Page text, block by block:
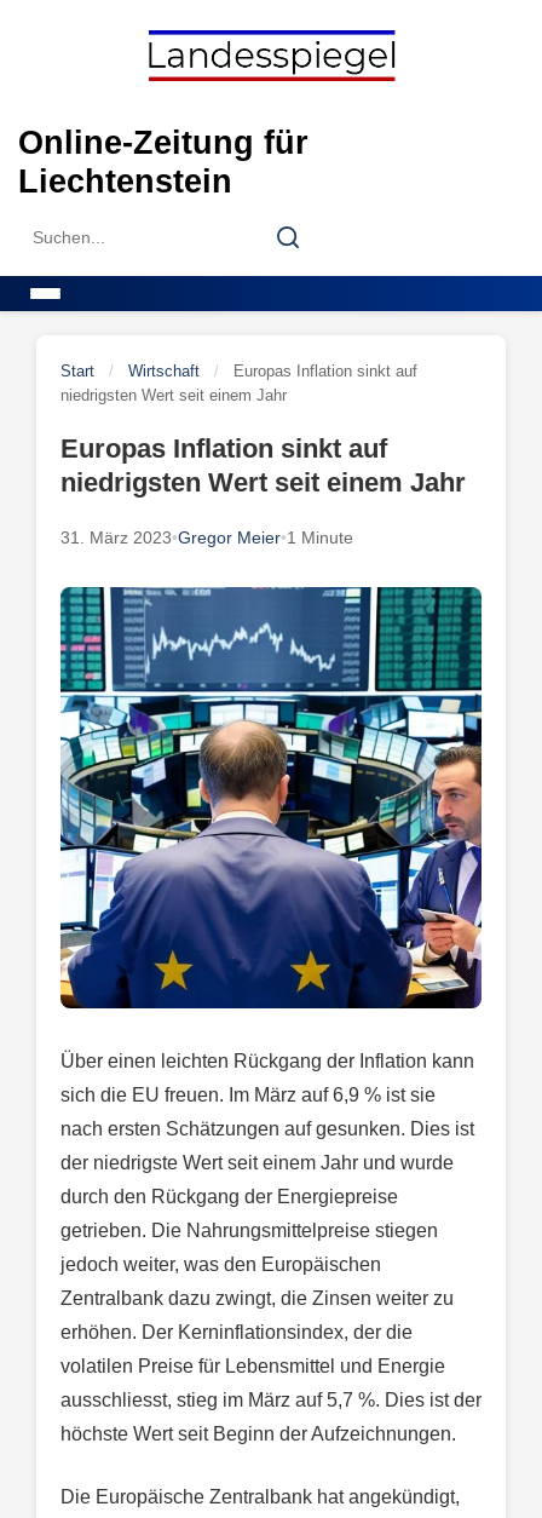
Online-Zeitung für
Liechtenstein
Search
Search
Start / Wirtschaft /
Europas Inflation sinkt auf
niedrigsten Wert seit einem Jahr
Europas Inflation sinkt auf
niedrigsten Wert seit einem Jahr
31. März 2023•Gregor Meier•1 Minute
Über einen leichten Rückgang der Inflation kann
sich die EU freuen. Im März auf 6,9 % ist sie
nach ersten Schätzungen auf gesunken. Dies ist
der niedrigste Wert seit einem Jahr und wurde
durch den Rückgang der Energiepreise
getrieben. Die Nahrungsmittelpreise stiegen
jedoch weiter, was den Europäischen
Zentralbank dazu zwingt, die Zinsen weiter zu
erhöhen. Der Kerninflationsindex, der die
volatilen Preise für Lebensmittel und Energie
ausschliesst, stieg im März auf 5,7 %. Dies ist der
höchste Wert seit Beginn der Aufzeichnungen.
Die Europäische Zentralbank hat angekündigt,